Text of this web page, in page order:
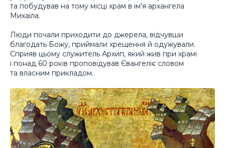
та побудував на тому місці храм в ім’я архангела
Михаїла.
Люди почали приходити до джерела, відчувши
благодать Божу, приймали хрещення й одужували.
Сприяв цьому служитель Архип, який жив при храмі
і понад 60 років проповідував Євангеліє словом
та власним прикладом.